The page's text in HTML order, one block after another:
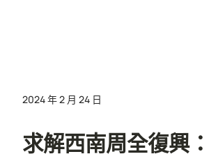
2024 年 2 月 24 日
求解西南周全復興